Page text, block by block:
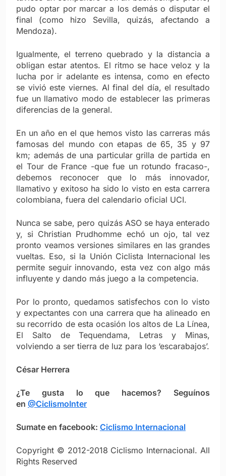
pudo optar por marcar a los demás o disputar el
final (como hizo Sevilla, quizás, afectando a
Mendoza).
Igualmente, el terreno quebrado y la distancia a
obligan estar atentos. El ritmo se hace veloz y la
lucha por ir adelante es intensa, como en efecto
se vivió este viernes. Al final del día, el resultado
fue un llamativo modo de establecer las primeras
diferencias de la general.
En un año en el que hemos visto las carreras más
famosas del mundo con etapas de 65, 35 y 97
km; además de una particular grilla de partida en
el Tour de France -que fue un rotundo fracaso-,
debemos reconocer que lo más innovador,
llamativo y exitoso ha sido lo visto en esta carrera
colombiana, fuera del calendario oficial UCI.
Nunca se sabe, pero quizás ASO se haya enterado
y, si Christian Prudhomme echó un ojo, tal vez
pronto veamos versiones similares en las grandes
vueltas. Eso, si la Unión Ciclista Internacional les
permite seguir innovando, esta vez con algo más
influyente y dando más juego a la competencia.
Por lo pronto, quedamos satisfechos con lo visto
y expectantes con una carrera que ha alineado en
su recorrido de esta ocasión los altos de La Línea,
El Salto de Tequendama, Letras y Minas,
volviendo a ser tierra de luz para los ‘escarabajos’.
César Herrera
¿Te gusta lo que hacemos? Seguínos
en @CiclismoInter
Sumate en facebook: Ciclismo Internacional
Copyright © 2012-2018 Ciclismo Internacional. All
Rights Reserved